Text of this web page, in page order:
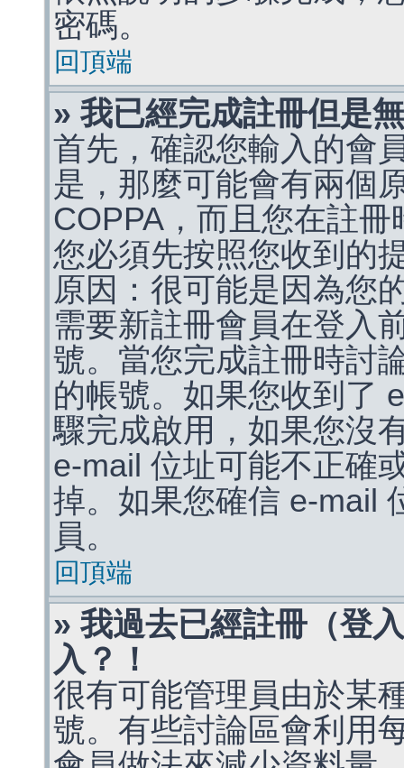
密碼。
回頂端
» 我已經完成註冊但是
首先，確認您輸入的會
是，那麼可能會有兩個
COPPA，而且您在註
您必須先按照您收到的
原因：很可能是因為您
需要新註冊會員在登入
號。當您完成註冊時討
的帳號。如果您收到了
驟完成啟用，如果您沒
e-mail 位址可能不正確
掉。如果您確信 e-mail
員。
回頂端
» 我過去已經註冊（登
入？！
很有可能管理員由於某
號。有些討論區會利用